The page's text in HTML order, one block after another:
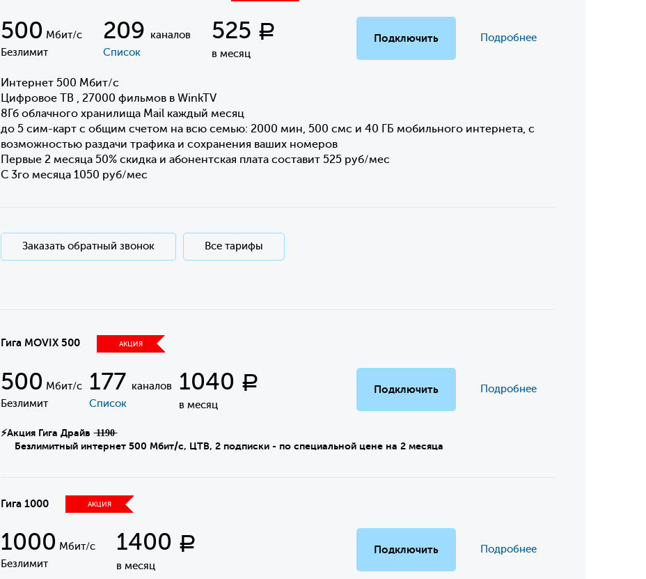
500 Мбит/с
Безлимит
209 каналов
Список
525 Р
в месяц
Подключить Подробнее
Интернет 500 Мбит/с
Цифровое ТВ , 27000 фильмов в WinkTV
8Гб облачного хранилища Mail каждый месяц
до 5 сим-карт с общим счетом на всю семью: 2000 мин, 500 смс и 40 ГБ мобильного интернета, с
возможностью раздачи трафика и сохранения ваших номеров
Первые 2 месяца 50% скидка и абонентская плата составит 525 руб/мес
С 3го месяца 1050 руб/мес
Заказать обратный звонок Все тарифы
Гига MOVIX 500 АКЦИЯ
500 Мбит/с
Безлимит
177 каналов
Список
1040 Р
в месяц
Подключить Подробнее
⚡Акция Гига Драйв ̶1̶1̶9̶0̶
Безлимитный интернет 500 Мбит/с, ЦТВ, 2 подписки - по специальной цене на 2 месяца
Гига 1000 АКЦИЯ
1000 Мбит/с
Безлимит
1400 Р
в месяц
Подключить Подробнее